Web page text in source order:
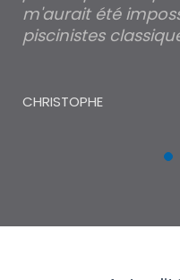
m'aurait été
piscinistes
CHRISTOPHE